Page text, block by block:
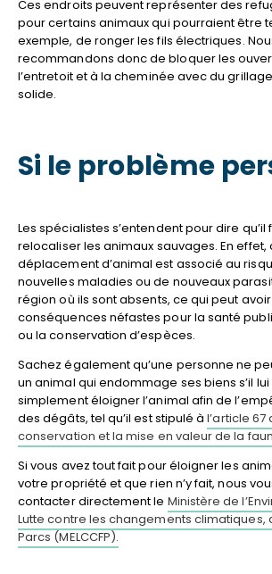
Ces endroits peuvent représenter des
pour certains animaux qui pourraient être
exemple, de ronger les fils électriques.
recommandons donc de bloquer les
l’entretoit et à la cheminée avec du
solide.
Si le problème
Les spécialistes s’entendent pour dire qu’il
relocaliser les animaux sauvages. En effet,
déplacement d’animal est associé au
nouvelles maladies ou de nouveaux
région où ils sont absents, ce qui peut
conséquences néfastes pour la santé
ou la conservation d’espèces.
Sachez également qu’une personne ne
un animal qui endommage ses biens s’il
simplement éloigner l’animal afin de
des dégâts, tel qu’il est stipulé àl’article 67
conservation et la mise en valeur de la
Si vous avez tout fait pour éloigner les
votre propriété et que rien n’y fait, nous
contacter directement le Ministère de
Lutte contre les changements climatiques,
Parcs (MELCCFP).